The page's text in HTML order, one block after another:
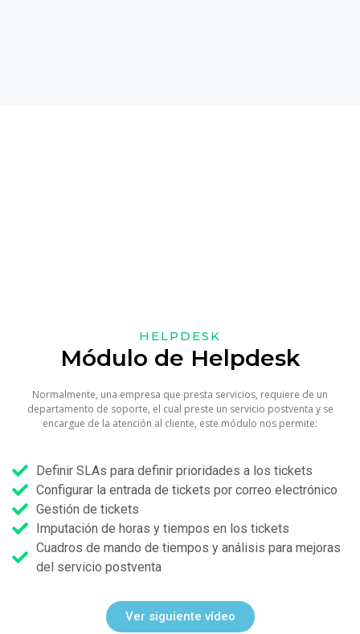
HELPDESK
Módulo de Helpdesk
Normalmente, una empresa que presta servicios, requiere de un
departamento de soporte, el cual preste un servicio postventa y se
encargue de la atención al cliente, este módulo nos permite:
Definir SLAs para definir prioridades a los tickets
Configurar la entrada de tickets por correo electrónico
Gestión de tickets
Imputación de horas y tiempos en los tickets
Cuadros de mando de tiempos y análisis para mejoras
del servicio postventa
Ver siguiente vídeo